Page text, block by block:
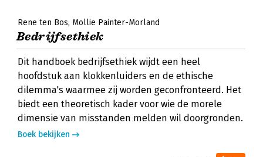
Rene ten Bos Mollie Painter-Morland
Bedrijfsethiek
Dit handboek bedrijfsethiek wijdt een heel
hoofdstuk aan klokkenluiders en de ethische
dilemma's waarmee zij worden geconfronteerd. Het
biedt een theoretisch kader voor wie de morele
dimensie van misstanden melden wil doorgronden.
Boek bekijken